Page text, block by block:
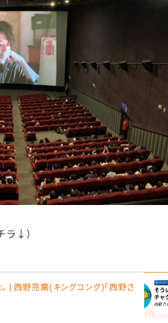
ラ↓）
| 西野亮廣(キングコング)「西野さ